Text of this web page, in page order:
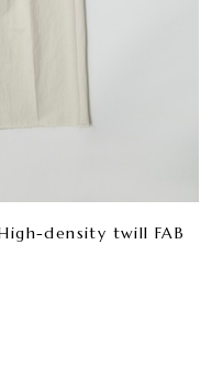
density twill FAB